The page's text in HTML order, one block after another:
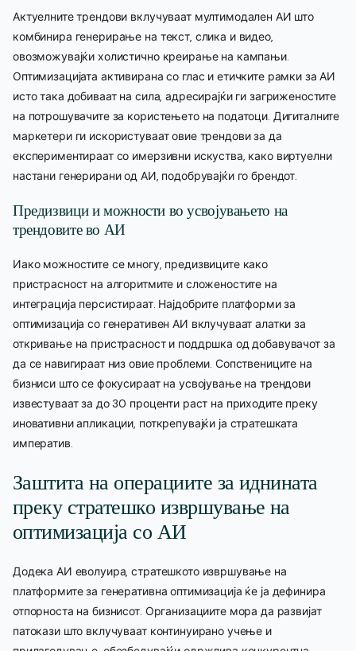
Актуелните трендови вклучуваат мултимодален АИ што
комбинира генерирање на текст, слика и видео,
овозможувајќи холистично креирање на кампањи.
Оптимизацијата активирана со глас и етичките рамки за АИ
исто така добиваат на сила, адресирајќи ги загриженостите
на потрошувачите за користењето на податоци. Дигиталните
маркетери ги искористуваат овие трендови за да
експериментираат со имерзивни искуства, како виртуелни
настани генерирани од АИ, подобрувајќи го брендот.
Предизвици и можности во усвојувањето на
трендовите во АИ
Иако можностите се многу, предизвиците како
пристрасност на алгоритмите и сложеностите на
интеграција персистираат. Најдобрите платформи за
оптимизација со генеративен АИ вклучуваат алатки за
откривање на пристрасност и поддршка од добавувачот за
да се навигираат низ овие проблеми. Сопствениците на
бизниси што се фокусираат на усвојување на трендови
известуваат за до 30 проценти раст на приходите преку
иновативни апликации, поткрепувајќи ја стратешката
императив.
Заштита на операциите за иднината
преку стратешко извршување на
оптимизација со АИ
Додека АИ еволуира, стратешкото извршување на
платформите за генеративна оптимизација ќе ја дефинира
отпорноста на бизнисот. Организациите мора да развијат
патокази што вклучуваат континуирано учење и